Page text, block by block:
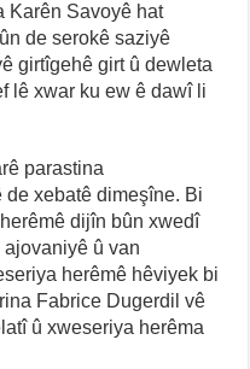
Karên Savoyê hat
de serokê saziyê
girtîgehê girt û dewleta
lê xwar ku ew ê dawî li
parastina
xebatê dimeşîne. Bi
dijîn bûn xwedî
û van
herêmê hêviyek bi
Fabrice Dugerdil vê
û xweseriya herêma